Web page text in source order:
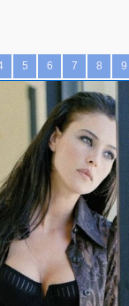
5 6 7 8 9